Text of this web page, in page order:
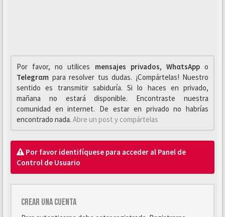
Por favor, no utilices mensajes privados, WhαtsAppo
Telegrαm para resolver tus dudas. ¡Compártelas! Nuestro
sentido es transmitir sabiduría. Si lo haces en privado,
mañana no estará disponible. Encontraste nuestra
comunidad en internet. De estar en privado no habrías
encontrado nada. Abre un post y compártelas
Por favor identifíquese para acceder al Panel de
Control de Usuario
Crear una cuenta